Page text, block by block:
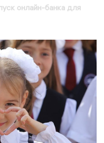
онлайн-банка для